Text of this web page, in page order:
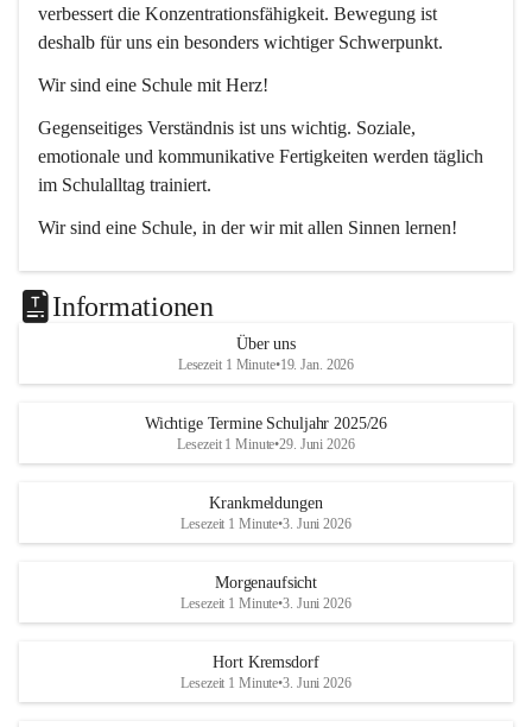
verbessert die Konzentrationsfähigkeit. Bewegung ist
deshalb für uns ein besonders wichtiger Schwerpunkt.
Wir sind eine Schule mit Herz!
Gegenseitiges Verständnis ist uns wichtig. Soziale,
emotionale und kommunikative Fertigkeiten werden täglich
im Schulalltag trainiert.
Wir sind eine Schule, in der wir mit allen Sinnen lernen!
Jedes Kind lernt anders. Wir unterstützen unsere
Schülerinnen und Schüler durch unterschiedliche Methoden
dabei, die bestmöglichen Lernergebnisse zu erzielen.
Informationen
Über uns
Lesezeit 1 Minute•19. Jan. 2026
Wichtige Termine Schuljahr 2025/26
Lesezeit 1 Minute•29. Juni 2026
Krankmeldungen
Lesezeit 1 Minute•3. Juni 2026
Morgenaufsicht
Lesezeit 1 Minute•3. Juni 2026
Hort Kremsdorf
Lesezeit 1 Minute•3. Juni 2026